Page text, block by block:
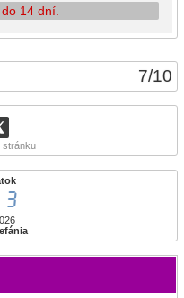
7/10
stránku
14 dní.